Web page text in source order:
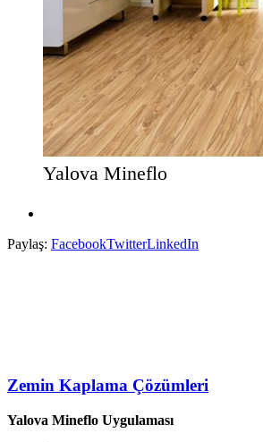
Yalova Mineflo
Paylaş: FacebookTwitterLinkedIn
Zemin Kaplama Çözümleri
Yalova Mineflo Uygulaması